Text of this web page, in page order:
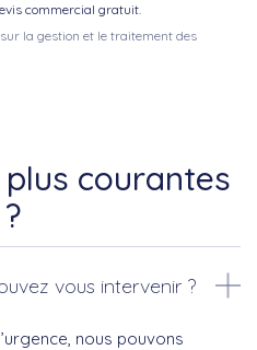
commercial gratuit.
la gestion et le traitement des
courantes
?
vous intervenir ?
nous pouvons